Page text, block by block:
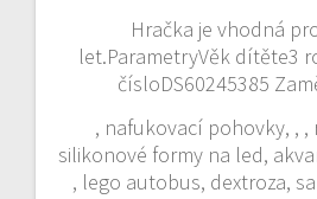
Hračka je vhodná
let.ParametryVěk dítěte3
čísloDS60245385
, nafukovací pohovky, , ,
silikonové formy na led,
, lego autobus, dextroza,